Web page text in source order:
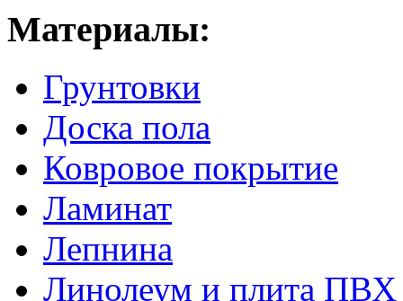
Материалы:
Грунтовки
Доска пола
Ковровое покрытие
Ламинат
Лепнина
Линолеум и плита ПВХ